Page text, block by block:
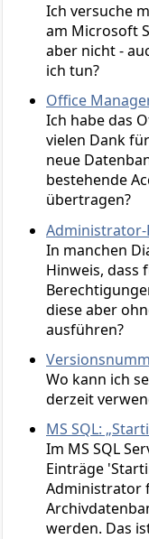
Ich versuche
am Microsoft
aber nicht -
ich tun?
Office
Ich habe das
vielen Dank
neue
bestehende
übertragen?
In manchen
Hinweis, dass
diese aber
ausführen?
Wo kann ich
derzeit
MS SQL:
Im MS SQL
Einträge
Administrator
werden. Das